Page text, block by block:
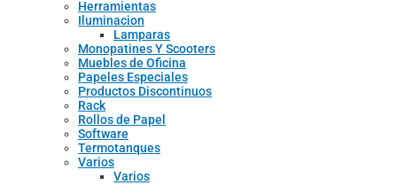
Herramientas
Iluminacion
Lamparas
Monopatines Y Scooters
Muebles de Oficina
Papeles Especiales
Productos Discontinuos
Rack
Rollos de Papel
Software
Termotanques
Varios
Varios